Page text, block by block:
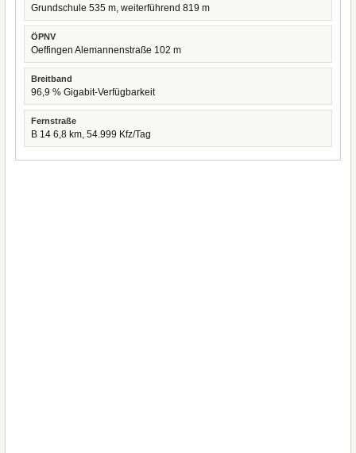
Grundschule 535 m, weiterführend 819 m
ÖPNV
Oeffingen Alemannenstraße 102 m
Breitband
96,9 % Gigabit-Verfügbarkeit
Fernstraße
B 14 6,8 km, 54.999 Kfz/Tag